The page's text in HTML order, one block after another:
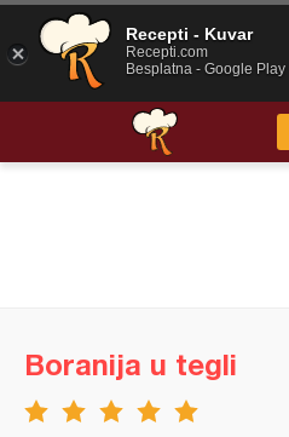
Boranija u tegli
Recepti - Kuvar
Recepti.com
Besplatna - Google Play